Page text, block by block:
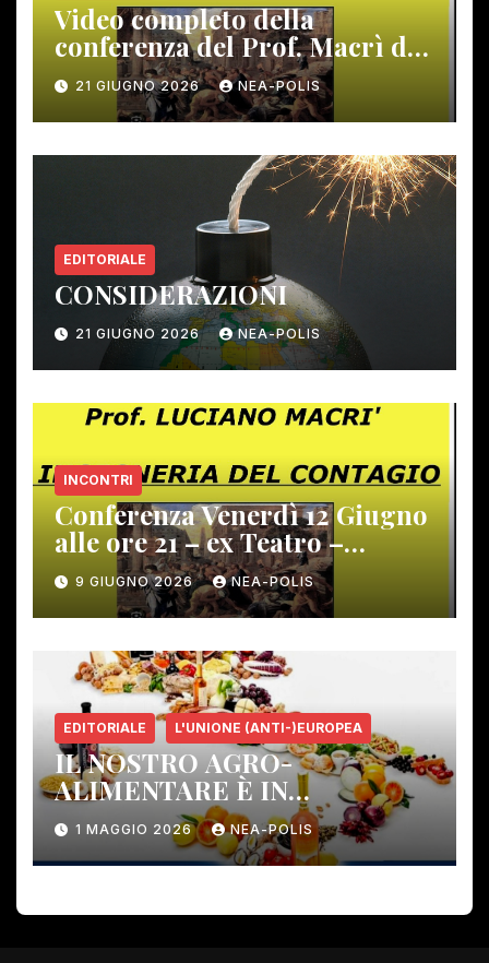
Video completo della
conferenza del Prof. Macrì del
12 giugno scorso
21 GIUGNO 2026 NEA-POLIS
EDITORIALE
CONSIDERAZIONI
21 GIUGNO 2026 NEA-POLIS
INCONTRI
Conferenza Venerdì 12 Giugno
alle ore 21 – ex Teatro –
Gambassi Terme –
9 GIUGNO 2026 NEA-POLIS
EDITORIALE L'UNIONE (ANTI-)EUROPEA
IL NOSTRO AGRO-
ALIMENTARE È IN
PERICOLO!
1 MAGGIO 2026 NEA-POLIS